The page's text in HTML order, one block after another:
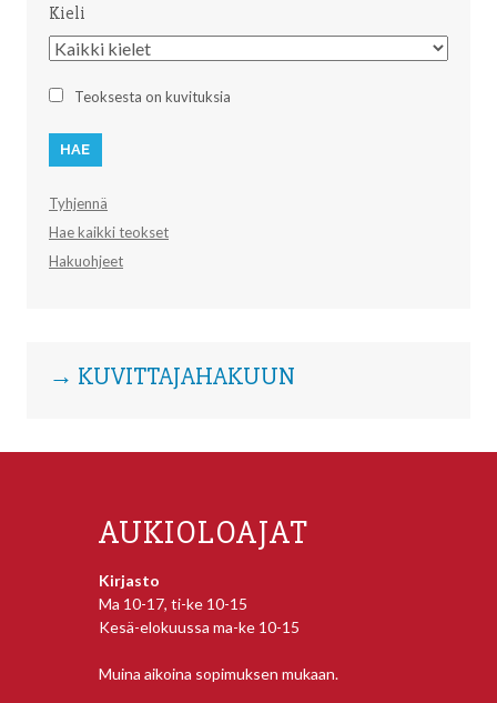
Kieli
Kieli
Teoksesta on kuvituksia
Tyhjennä
Hae kaikki teokset
Hakuohjeet
→ KUVITTAJAHAKUUN
AUKIOLOAJAT
Kirjasto
Ma 10-17, ti-ke 10-15
Kesä-elokuussa ma-ke 10-15
Muina aikoina sopimuksen mukaan.